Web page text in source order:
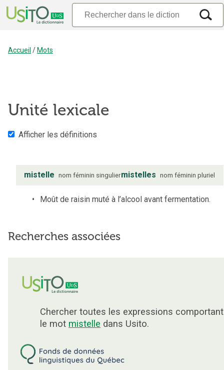
Accueil / Mots
Unité lexicale
Afficher les définitions
mistelle nom féminin singuliermistelles nom féminin pluriel
Moût de raisin muté à l’alcool avant fermentation.
Recherches associées
Chercher toutes les expressions comportant
le mot mistelle dans Usito.